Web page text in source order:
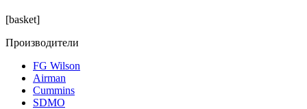
[basket]
Производители
FG Wilson
Airman
Cummins
SDMO